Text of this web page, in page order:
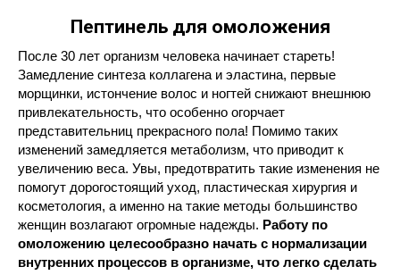
Пептинель для омоложения
После 30 лет организм человека начинает стареть!
Замедление синтеза коллагена и эластина, первые
морщинки, истончение волос и ногтей снижают внешнюю
привлекательность, что особенно огорчает
представительниц прекрасного пола! Помимо таких
изменений замедляется метаболизм, что приводит к
увеличению веса. Увы, предотвратить такие изменения не
помогут дорогостоящий уход, пластическая хирургия и
косметология, а именно на такие методы большинство
женщин возлагают огромные надежды. Работу по
омоложению целесообразно начать с нормализации
внутренних процессов в организме, что легко сделать